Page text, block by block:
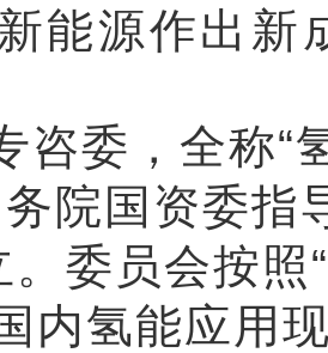
能源作出新
委，全称“
务院国资委
。委员会按
内氢能应用